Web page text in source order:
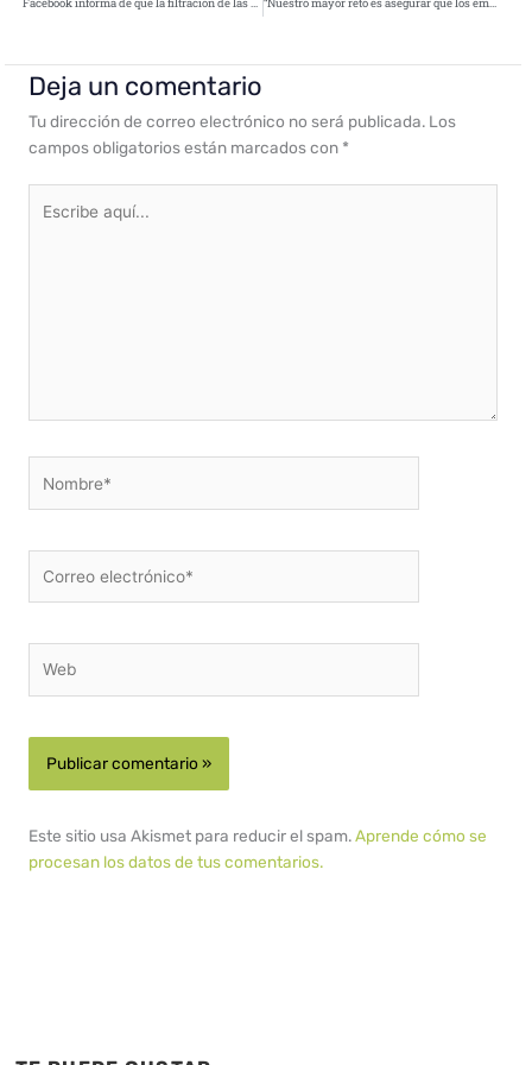
Deja un comentario
Tu dirección de correo electrónico no será publicada. Los
campos obligatorios están marcados con *
aquí...
electrónico*
Este sitio usa Akismet para reducir el spam.Aprende cómo se
procesan los datos de tus comentarios.